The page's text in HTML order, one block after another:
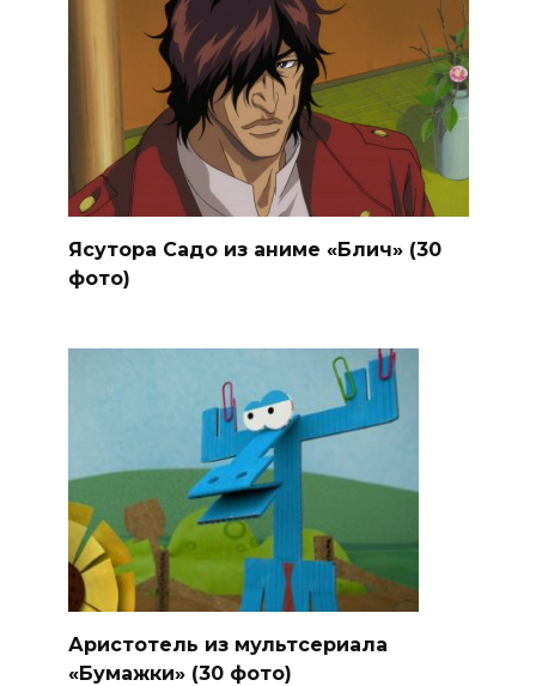
Ясутора Садо из аниме «Блич» (30
фото)
Аристотель из мультсериала
«Бумажки» (30 фото)